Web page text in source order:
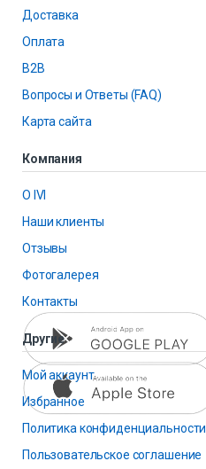
Доставка
Оплата
B2B
Вопросы и Ответы (FAQ)
Карта сайта
Компания
О IVI
Наши клиенты
Отзывы
Фотогалерея
Контакты
Другие
Мой аккаунт
Избранное
Политика конфиденциальности
Пользовательское соглашение